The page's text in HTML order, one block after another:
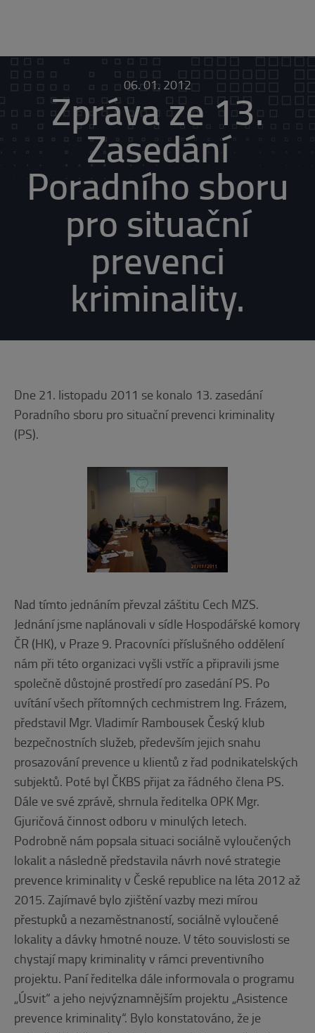
06. 01. 2012
Zpráva ze 13.
Zasedání
Poradního sboru
pro situační
prevenci
kriminality.
Dne 21. listopadu 2011 se konalo 13. zasedání
Poradního sboru pro situační prevenci kriminality
(PS).
Nad tímto jednáním převzal záštitu Cech MZS.
Jednání jsme naplánovali v sídle Hospodářské komory
ČR (HK), v Praze 9. Pracovníci příslušného oddělení
nám při této organizaci vyšli vstříc a připravili jsme
společně důstojné prostředí pro zasedání PS. Po
uvítání všech přítomných cechmistrem Ing. Frázem,
představil Mgr. Vladimír Rambousek Český klub
bezpečnostních služeb, především jejich snahu
prosazování prevence u klientů z řad podnikatelských
subjektů. Poté byl ČKBS přijat za řádného člena PS.
Dále ve své zprávě, shrnula ředitelka OPK Mgr.
Gjuričová činnost odboru v minulých letech.
Podrobně nám popsala situaci sociálně vyloučených
lokalit a následně představila návrh nové strategie
prevence kriminality v České republice na léta 2012 až
2015. Zajímavé bylo zjištění vazby mezi mírou
přestupků a nezaměstnaností, sociálně vyloučené
lokality a dávky hmotné nouze. V této souvislosti se
chystají mapy kriminality v rámci preventivního
projektu. Paní ředitelka dále informovala o programu
„Úsvit“ a jeho nejvýznamnějším projektu „Asistence
prevence kriminality“. Bylo konstatováno, že je